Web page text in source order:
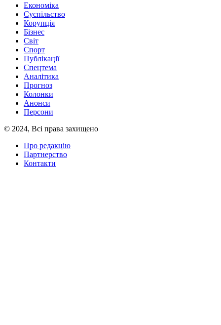
Економіка
Суспільство
Корупція
Бізнес
Світ
Спорт
Публікації
Спецтема
Аналітика
Прогноз
Колонки
Анонси
Персони
© 2024, Всі права захищено
Про редакцію
Партнерство
Контакти